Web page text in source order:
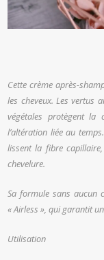
Cette crème après-
les cheveux. Les vertus
végétales protègent la
l’altération liée au
lissent la fibre
chevelure.
Sa formule sans aucun
« Airless », qui garantit
Utilisation